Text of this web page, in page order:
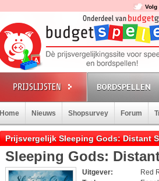
Volg
BORDSPELLEN
Home Nieuws Shopsurvey Forum
Prijsvergelijk Sleeping Gods: Distant
Sleeping Gods:
Uitgever:
Red